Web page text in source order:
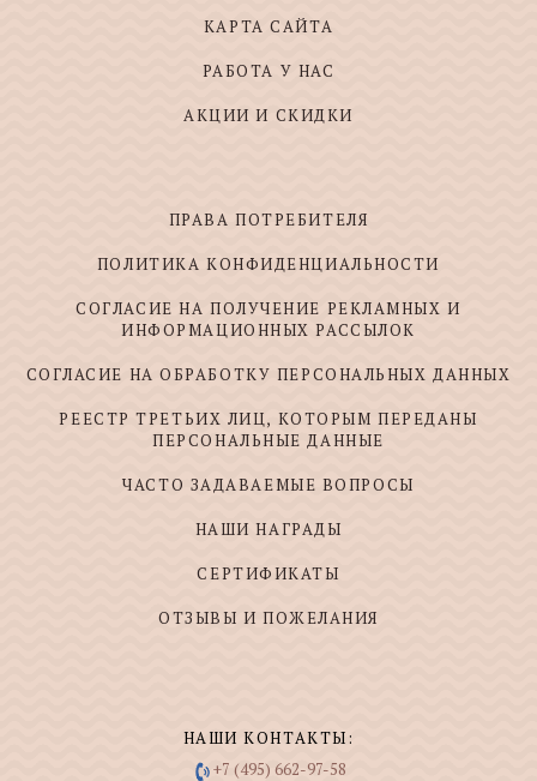
КАРТА САЙТА
РАБОТА У НАС
АКЦИИ И СКИДКИ
ПРАВА ПОТРЕБИТЕЛЯ
ПОЛИТИКА КОНФИДЕНЦИАЛЬНОСТИ
СОГЛАСИЕ НА ПОЛУЧЕНИЕ РЕКЛАМНЫХ И
ИНФОРМАЦИОННЫХ РАССЫЛОК
СОГЛАСИЕ НА ОБРАБОТКУ ПЕРСОНАЛЬНЫХ ДАННЫХ
РЕЕСТР ТРЕТЬИХ ЛИЦ, КОТОРЫМ ПЕРЕДАНЫ
ПЕРСОНАЛЬНЫЕ ДАННЫЕ
ЧАСТО ЗАДАВАЕМЫЕ ВОПРОСЫ
НАШИ НАГРАДЫ
СЕРТИФИКАТЫ
ОТЗЫВЫ И ПОЖЕЛАНИЯ
НАШИ КОНТАКТЫ:
+7 (495) 662-97-58